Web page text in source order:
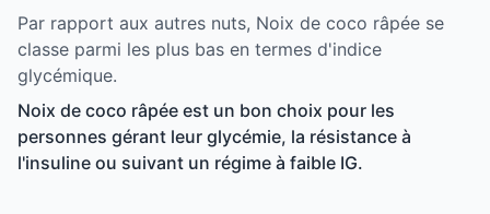
Par rapport aux autres nuts, Noix de coco râpée se
classe parmi les plus bas en termes d'indice
glycémique.
Noix de coco râpée est un bon choix pour les
personnes gérant leur glycémie, la résistance à
l'insuline ou suivant un régime à faible IG.